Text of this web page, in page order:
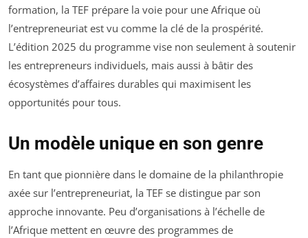
formation, la TEF prépare la voie pour une Afrique où
l’entrepreneuriat est vu comme la clé de la prospérité.
L’édition 2025 du programme vise non seulement à soutenir
les entrepreneurs individuels, mais aussi à bâtir des
écosystèmes d’affaires durables qui maximisent les
opportunités pour tous.
Un modèle unique en son genre
En tant que pionnière dans le domaine de la philanthropie
axée sur l’entrepreneuriat, la TEF se distingue par son
approche innovante. Peu d’organisations à l’échelle de
l’Afrique mettent en œuvre des programmes de